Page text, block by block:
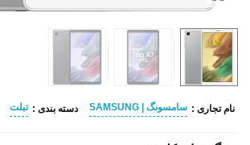
نام تجاری : سامسونگ | SAMSUNG دسته بندی : تبلت